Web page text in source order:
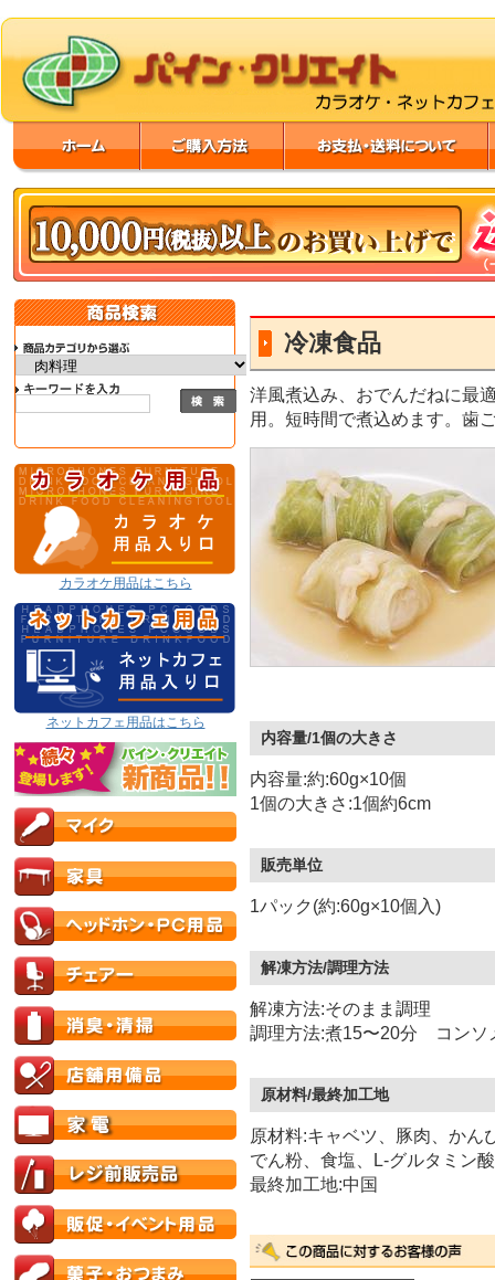
カラオケ用品はこちら
ネットカフェ用品はこちら
冷凍食品
洋風煮込み、おでんだねに最
用。短時間で煮込めます。歯
内容量/1個の大きさ
内容量:約:60g×10個
1個の大きさ:1個約6cm
販売単位
1パック(約:60g×10個入)
解凍方法/調理方法
解凍方法:そのまま調理
調理方法:煮15〜20分 コンソ
原材料/最終加工地
原材料:キャベツ、豚肉、かん
でん粉、食塩、L-グルタミン
最終加工地:中国